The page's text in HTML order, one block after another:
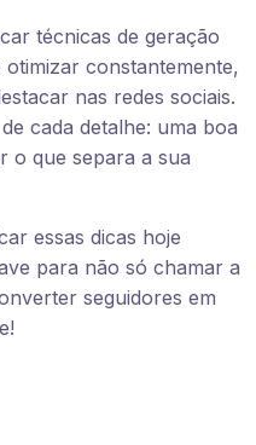
técnicas de geração
constantemente,
nas redes sociais.
cada detalhe: uma boa
o que separa a sua
essas dicas hoje
para não só chamar a
seguidores em